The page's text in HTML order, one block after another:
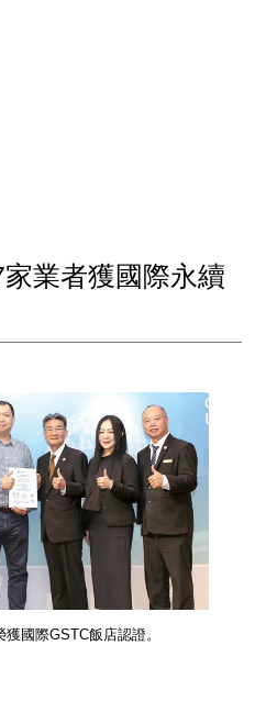
業者獲國際永續
國際GSTC飯店認證。